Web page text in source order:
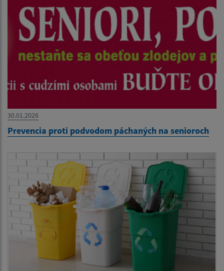
30.01.2026
Prevencia proti podvodom páchaných na senioroch